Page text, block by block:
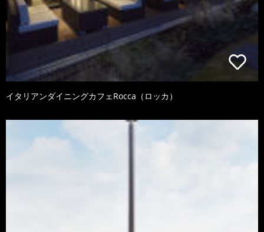
イタリアンダイニングカフェRocca（ロッカ）